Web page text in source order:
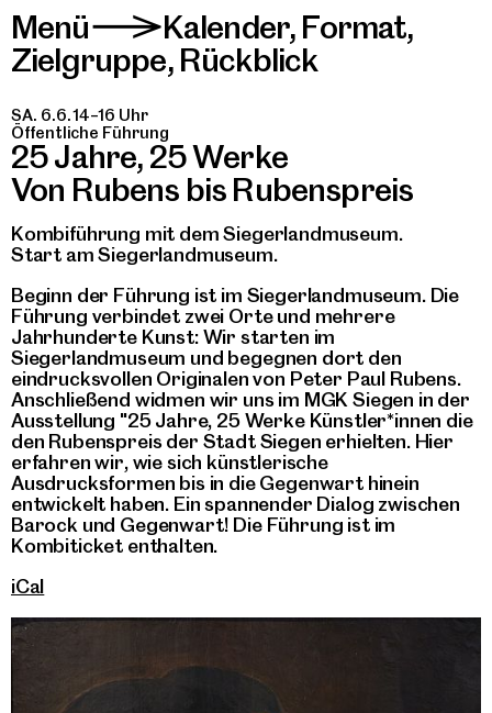
Menü>Kalender, Format,
Zielgruppe, Rückblick
SA. 6.6. 14–16 Uhr
Öffentliche Führung
25 Jahre, 25 Werke
Von Rubens bis Rubenspreis
Kombiführung mit dem Siegerlandmuseum.
Start am Siegerlandmuseum.
Beginn der Führung ist im Siegerlandmuseum. Die
Führung verbindet zwei Orte und mehrere
Jahrhunderte Kunst: Wir starten im
Siegerlandmuseum und begegnen dort den
eindrucksvollen Originalen von Peter Paul Rubens.
Anschließend widmen wir uns im MGK Siegen in der
Ausstellung "25 Jahre, 25 Werke Künstler*innen die
den Rubenspreis der Stadt Siegen erhielten. Hier
erfahren wir, wie sich künstlerische
Ausdrucksformen bis in die Gegenwart hinein
entwickelt haben. Ein spannender Dialog zwischen
Barock und Gegenwart! Die Führung ist im
Kombiticket enthalten.
iCal